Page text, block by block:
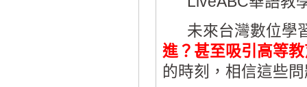
未來台灣數位學
進？甚至吸引高等
的時刻，相信這些